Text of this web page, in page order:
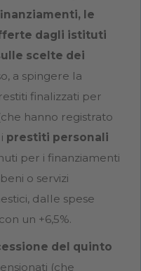
le
dagli istituti
scelte dei
a spingere la
finalizzati per
hanno registrato
prestiti personali
per i finanziamenti
o servizi
dalle spese
un +6,5%.
del quinto
(che